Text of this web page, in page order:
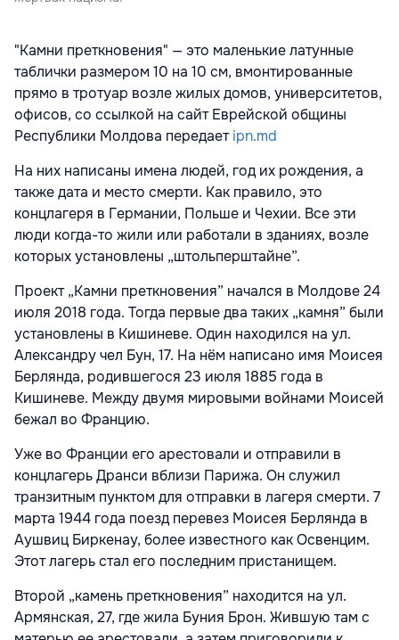
"Камни преткновения" — это маленькие латунные
таблички размером 10 на 10 см, вмонтированные
прямо в тротуар возле жилых домов, университетов,
офисов, со ссылкой на сайт Еврейской общины
Республики Молдова передаетipn.md
На них написаны имена людей, год их рождения, а
также дата и место смерти. Как правило, это
концлагеря в Германии, Польше и Чехии. Все эти
люди когда-то жили или работали в зданиях, возле
которых установлены „штольперштайне”.
Проект „Камни преткновения” начался в Молдове 24
июля 2018 года. Тогда первые два таких „камня” были
установлены в Кишиневе. Один находился на ул.
Александру чел Бун, 17. На нём написано имя Моисея
Берлянда, родившегося 23 июля 1885 года в
Кишиневе. Между двумя мировыми войнами Моисей
бежал во Францию.
Уже во Франции его арестовали и отправили в
концлагерь Дранси вблизи Парижа. Он служил
транзитным пунктом для отправки в лагеря смерти. 7
марта 1944 года поезд перевез Моисея Берлянда в
Аушвиц Биркенау, более известного как Освенцим.
Этот лагерь стал его последним пристанищем.
Второй „камень преткновения” находится на ул.
Армянская, 27, где жила Буния Брон. Жившую там с